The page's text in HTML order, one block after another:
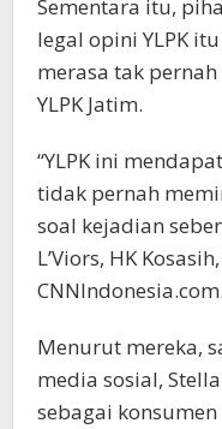
Sementara itu,
legal opini YLPK
merasa tak
YLPK Jatim.
“YLPK ini
tidak pernah
soal kejadian
L’Viors, HK
CNNIndonesia.com.
Menurut mereka,
media sosial,
sebagai konsumen